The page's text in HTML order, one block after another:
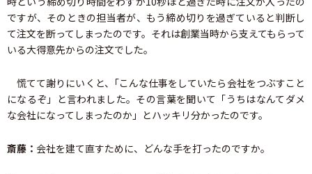
ですが、そのときの担当者が、もう締め切りを過ぎていると判断し
て注文を断ってしまったのです。それは創業当時から支えてもらって
いる大得意先からの注文でした。
慌てて謝りにいくと、｢こんな仕事をしていたら会社をつぶすこと
になるぞ」と言われました。その言葉を聞いて「うちはなんてダメ
な会社になってしまったのか」とハッキリ分かったのです。
斎藤： 会社を建て直すために、どんな手を打ったのですか。